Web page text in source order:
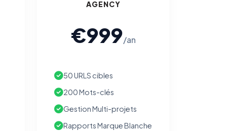
AGENCY
€999/an
50 URLS cibles
200 Mots-clés
Gestion Multi-projets
Rapports Marque Blanche